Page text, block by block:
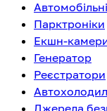
Парктроніки
Екшн-
Генератор
Реєстратори
Джерела